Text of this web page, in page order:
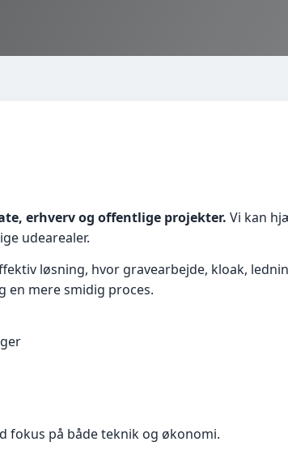
erhverv og offentlige projekter. Vi kan
udearealer.
løsning, hvor gravearbejde, kloak,
en mere smidig proces.
fokus på både teknik og økonomi.